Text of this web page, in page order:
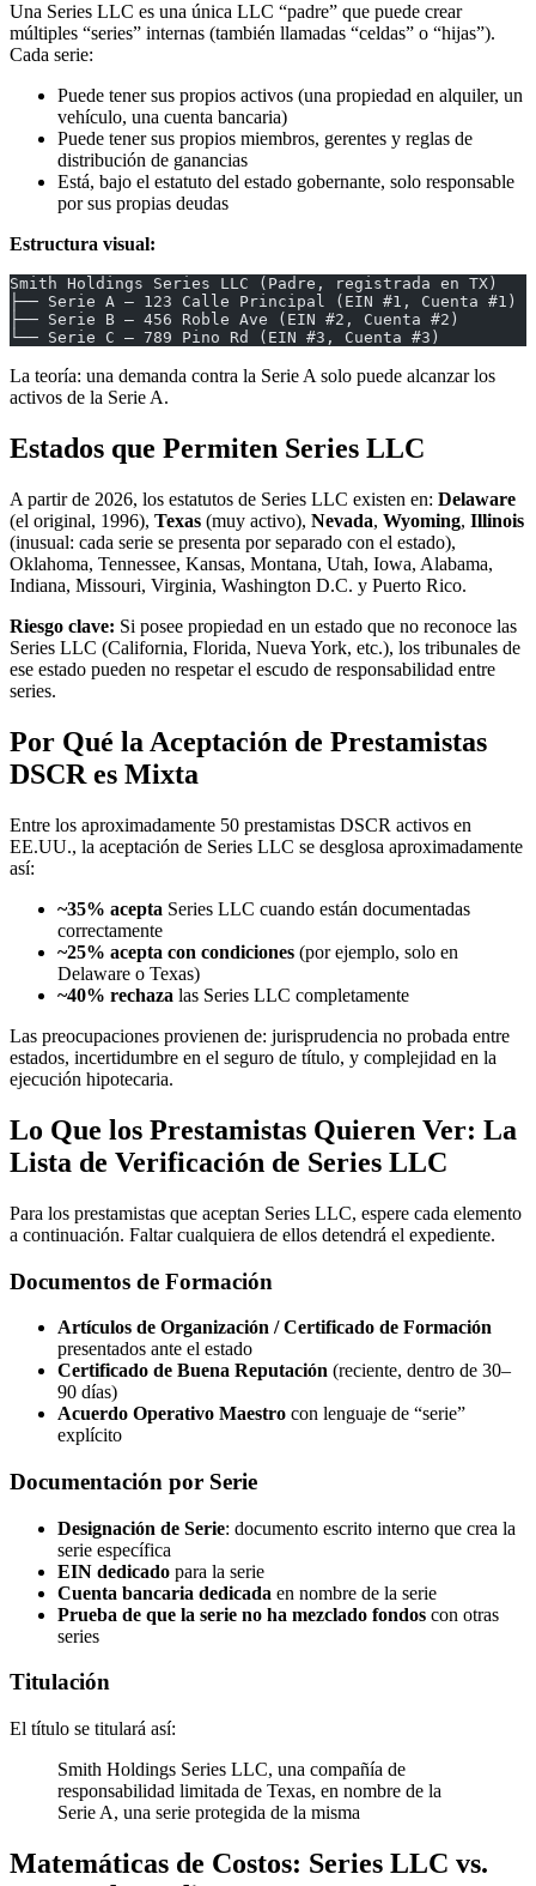
Una Series LLC es una única LLC “padre” que puede crear
múltiples “series” internas (también llamadas “celdas” o “hijas”).
Cada serie:
Puede tener sus propios activos (una propiedad en alquiler, un
vehículo, una cuenta bancaria)
Puede tener sus propios miembros, gerentes y reglas de
distribución de ganancias
Está, bajo el estatuto del estado gobernante, solo responsable
por sus propias deudas
Estructura visual:
Smith Holdings Series LLC (Padre, registrada en TX)
├── Serie A — 123 Calle Principal (EIN #1, Cuenta #1)
├── Serie B — 456 Roble Ave (EIN #2, Cuenta #2)
└── Serie C — 789 Pino Rd (EIN #3, Cuenta #3)
La teoría: una demanda contra la Serie A solo puede alcanzar los
activos de la Serie A.
Estados que Permiten Series LLC
A partir de 2026, los estatutos de Series LLC existen en: Delaware
(el original, 1996), Texas (muy activo), Nevada, Wyoming, Illinois
(inusual: cada serie se presenta por separado con el estado),
Oklahoma, Tennessee, Kansas, Montana, Utah, Iowa, Alabama,
Indiana, Missouri, Virginia, Washington D.C. y Puerto Rico.
Riesgo clave: Si posee propiedad en un estado que no reconoce las
Series LLC (California, Florida, Nueva York, etc.), los tribunales de
ese estado pueden no respetar el escudo de responsabilidad entre
series.
Por Qué la Aceptación de Prestamistas
DSCR es Mixta
Entre los aproximadamente 50 prestamistas DSCR activos en
EE.UU., la aceptación de Series LLC se desglosa aproximadamente
así:
~35% acepta Series LLC cuando están documentadas
correctamente
~25% acepta con condiciones (por ejemplo, solo en
Delaware o Texas)
~40% rechaza las Series LLC completamente
Las preocupaciones provienen de: jurisprudencia no probada entre
estados, incertidumbre en el seguro de título, y complejidad en la
ejecución hipotecaria.
Lo Que los Prestamistas Quieren Ver: La
Lista de Verificación de Series LLC
Para los prestamistas que aceptan Series LLC, espere cada elemento
a continuación. Faltar cualquiera de ellos detendrá el expediente.
Documentos de Formación
Artículos de Organización / Certificado de Formación
presentados ante el estado
Certificado de Buena Reputación (reciente, dentro de 30–
90 días)
Acuerdo Operativo Maestro con lenguaje de “serie”
explícito
Documentación por Serie
Designación de Serie: documento escrito interno que crea la
serie específica
EIN dedicado para la serie
Cuenta bancaria dedicada en nombre de la serie
Prueba de que la serie no ha mezclado fondos con otras
series
Titulación
El título se titulará así:
Smith Holdings Series LLC, una compañía de
responsabilidad limitada de Texas, en nombre de la
Serie A, una serie protegida de la misma
Matemáticas de Costos: Series LLC vs.